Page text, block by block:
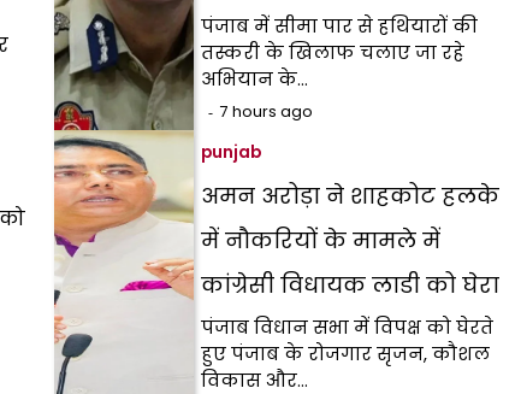
पंजाब में सीमा पार से हथियारों की
तस्करी के खिलाफ चलाए जा रहे
अभियान के…
7 hours ago
punjab
अमन अरोड़ा ने शाहकोट हलके
में नौकरियों के मामले में
कांग्रेसी विधायक लाडी को घेरा
पंजाब विधान सभा में विपक्ष को घेरते
हुए पंजाब के रोजगार सृजन, कौशल
विकास और…